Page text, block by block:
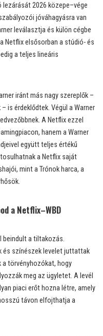
2026 közepe–vége
jóváhagyásra van
leválasztja és külön cégbe
Netflix elsősorban a stúdió- és
a teljes lineáris
iránt más nagy szereplők –
is érdeklődtek. Végül a Warner
A Netflix ezzel
hanem a Warner
együtt teljes értékű
a Netflix saját
mint a Trónok harca, a
a Netflix–WBD
beindult a tiltakozás.
és színészek levelet juttattak
a törvényhozókat, hogy
meg az ügyletet. A levél
piaci erőt hozna létre, amely
távon elfojthatja a